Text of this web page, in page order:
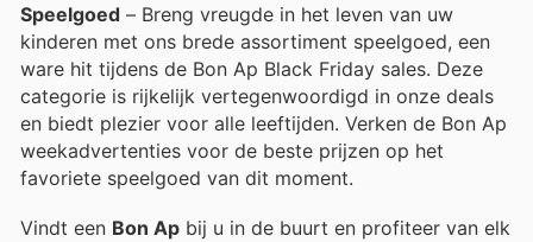
Speelgoed – Breng vreugde in het leven van uw
kinderen met ons brede assortiment speelgoed, een
ware hit tijdens de Bon Ap Black Friday sales. Deze
categorie is rijkelijk vertegenwoordigd in onze deals
en biedt plezier voor alle leeftijden. Verken de Bon Ap
weekadvertenties voor de beste prijzen op het
favoriete speelgoed van dit moment.
Vindt een Bon Ap bij u in de buurt en profiteer van elk